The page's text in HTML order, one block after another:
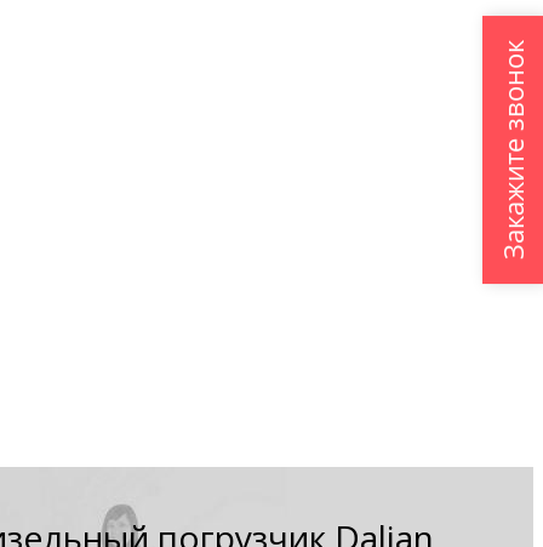
погрузчик Dalian
Закажите звонок